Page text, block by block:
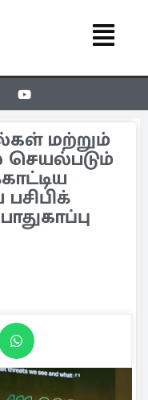
மற்றும்
செயல்படும்